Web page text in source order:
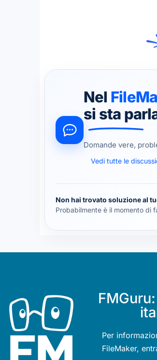
Nel
si sta
Domande vere,
Vedi tutte le
Non hai trovato soluzione al
Probabilmente è il momento di
Per
FileMaker,